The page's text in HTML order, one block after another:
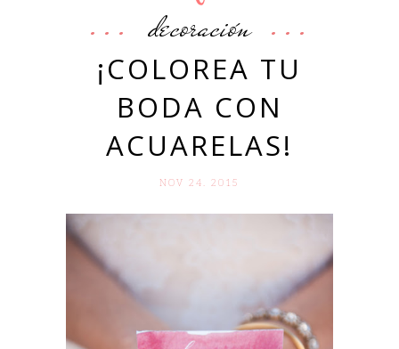
decoración
¡COLOREA TU
BODA CON
ACUARELAS!
NOV 24. 2015